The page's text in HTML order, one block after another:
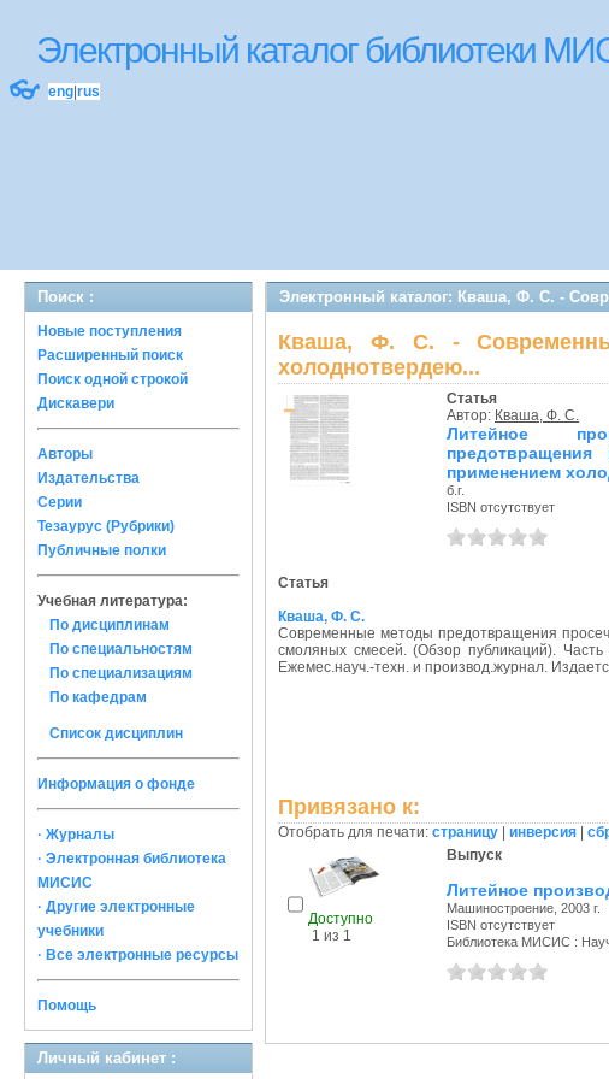
Электронный каталог библиотеки
👓 eng rus
Поиск :
Новые поступления
Расширенный поиск
Поиск одной строкой
Дискавери
Авторы
Издательства
Серии
Тезаурус (Рубрики)
Публичные полки
Учебная литература:
По дисциплинам
По специальностям
По специализациям
По кафедрам
Список дисциплин
Информация о фонде
· Журналы
· Электронная библиотека
МИСИС
· Другие электронные
учебники
· Все электронные ресурсы
Помощь
Личный кабинет :
Электронный каталог: Кваша, Ф. С. -
Кваша, Ф. С. -
холоднотвердею...
Статья
Автор: Кваша, Ф. С.
Литейное
применением
б.г.
ISBN отсутствует
Статья
Кваша, Ф. С.
Современные методы предотвращения
смоляных смесей. (Обзор публикаций).
Ежемес.науч.-техн. и производ.журнал.
Привязано к:
Отобрать для печати: страницу инверсия
Доступно
1 из 1
Выпуск
Литейное
Машиностроение, 2003 г.
ISBN отсутствует
Библиотека МИСИС :